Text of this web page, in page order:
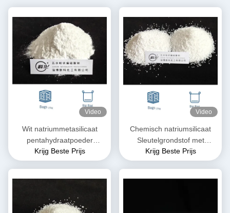
Video
Wit natriummetasilicaat
pentahydraatpoeder
Na2SiO3·5H2O
Krijg Beste Prijs
Video
Chemisch natriumsilicaat
Sleutelgrondstof met
veelzijdige eigenschappen
Krijg Beste Prijs